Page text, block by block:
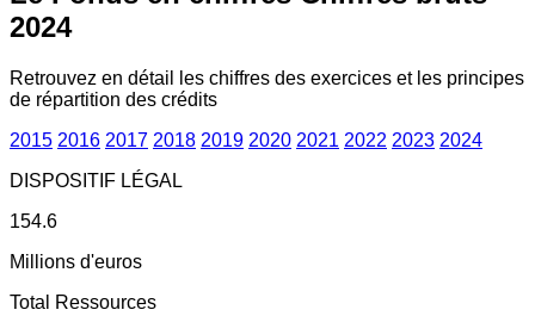
2024
Retrouvez en détail les chiffres des exercices et les principes
de répartition des crédits
2015 2016 2017 2018 2019 2020 2021 2022 2023 2024
DISPOSITIF LÉGAL
154.6
Millions d'euros
Total Ressources